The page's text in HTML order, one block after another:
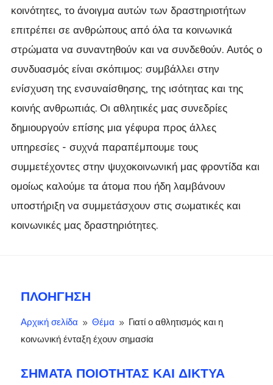
κοινότητες, το άνοιγμα αυτών των δραστηριοτήτων
επιτρέπει σε ανθρώπους από όλα τα κοινωνικά
στρώματα να συναντηθούν και να συνδεθούν. Αυτός ο
συνδυασμός είναι σκόπιμος: συμβάλλει στην
ενίσχυση της ενσυναίσθησης, της ισότητας και της
κοινής ανθρωπιάς. Οι αθλητικές μας συνεδρίες
δημιουργούν επίσης μια γέφυρα προς άλλες
υπηρεσίες - συχνά παραπέμπουμε τους
συμμετέχοντες στην ψυχοκοινωνική μας φροντίδα και
ομοίως καλούμε τα άτομα που ήδη λαμβάνουν
υποστήριξη να συμμετάσχουν στις σωματικές και
κοινωνικές μας δραστηριότητες.
ΠΛΟΉΓΗΣΗ
Αρχική σελίδα 9 Θέμα 9 Γιατί ο αθλητισμός και η
κοινωνική ένταξη έχουν σημασία
ΣΉΜΑΤΑ ΠΟΙΌΤΗΤΑΣ ΚΑΙ ΔΊΚΤΥΑ